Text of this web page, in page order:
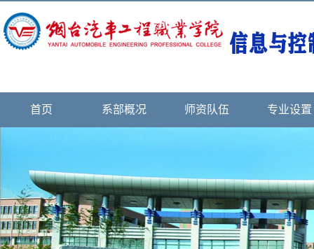
首页 系部概况 师资队伍 专业设置